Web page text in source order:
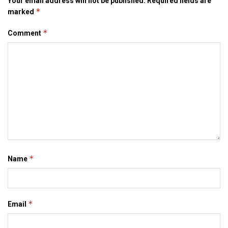
marked *
Comment *
Name *
Email *